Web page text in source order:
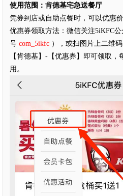
使用范围：肯德基宅急送餐厅
凭券到店或自助点餐时，可以优惠
优惠券领取方法：微信关注5iKFC
号 com_5ikfc ），或扫图片上二维
【肯德基】-【优惠券】即可领取，
用。